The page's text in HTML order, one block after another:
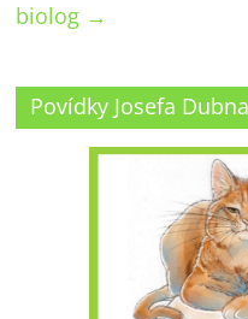
biolog →
Povídky Josefa Dubna